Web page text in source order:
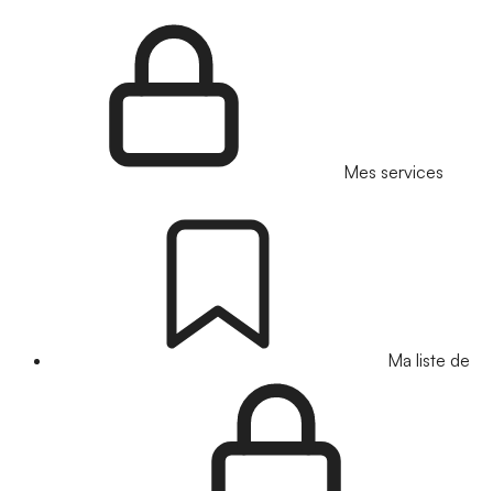
Mes services
Ma liste de